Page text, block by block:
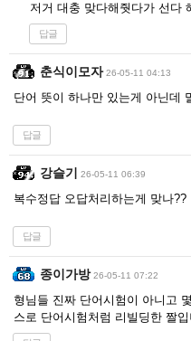
저거 대충 맞다해줫다가 선다
답글
춘식이모자 26-05-11 04:13
단어 뜻이 하나만 있는게 아닌데
답글
강슬기 26-05-11 06:39
복수정답 오답처리하는게 맞나??
답글
종이가방 26-05-11 07:22
형님들 진짜 단어시험이 아니고
스로 단어시험처럼 리빌딩한 짤